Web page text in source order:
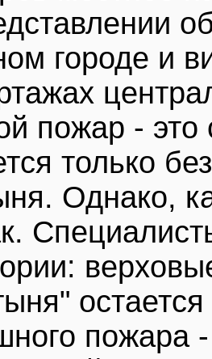
городе и
пожар - это
только
Однако,
пожара